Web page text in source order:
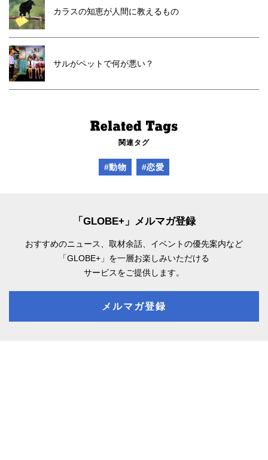
カラスの知恵が人間に教えるもの
サルがペットで何が悪い？
関連タグ
#動物 #恋愛
「GLOBE+」メルマガ登録
おすすめのニュース、取材余話、 イベントの優先案内など
「GLOBE+」を一層お楽しみいただける
サービスをご提供します。
メルマガ登録